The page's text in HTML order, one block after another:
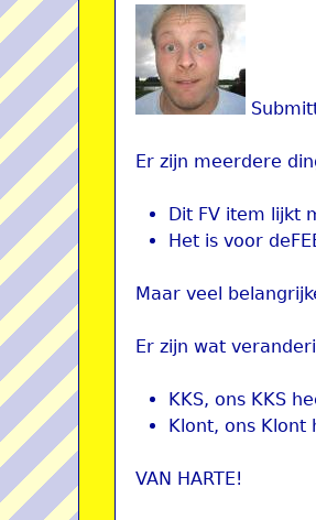
Er zijn meerdere
Dit FV item lijkt
Het is voor
Maar veel
Er zijn wat
KKS, ons KKS
Klont, ons Klont
VAN HARTE!